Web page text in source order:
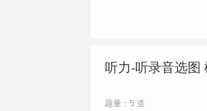
听力-听录音选图
题量：5 道